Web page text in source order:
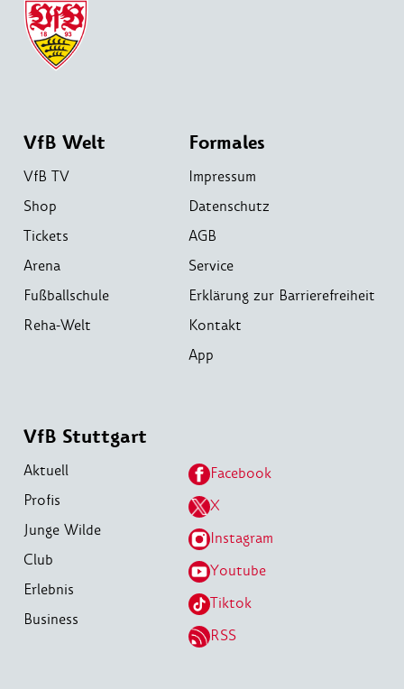
VfB Welt
VfB TV
Shop
Tickets
Arena
Fußballschule
Reha-Welt
Formales
Impressum
Datenschutz
AGB
Service
Erklärung zur Barrierefreiheit
Kontakt
App
VfB Stuttgart
Aktuell
Profis
Junge Wilde
Club
Erlebnis
Business
Facebook
X
Instagram
Youtube
Tiktok
RSS